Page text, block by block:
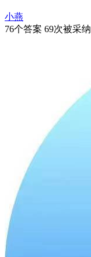
小燕
76个答案 69次被采纳